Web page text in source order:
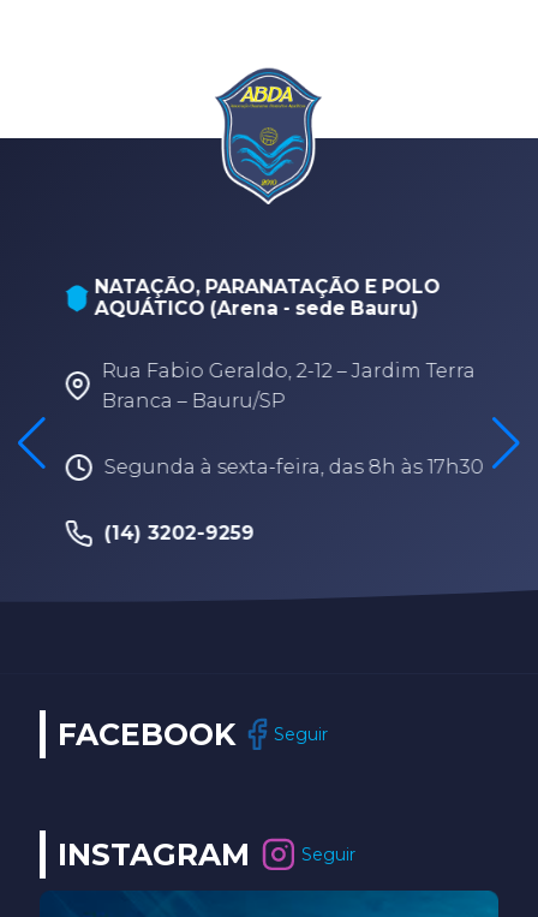
NATAÇÃO, PARANATAÇÃO E POLO
AQUÁTICO (Arena - sede Bauru)
Rua Fabio Geraldo, 2-12 – Jardim Terra
Branca – Bauru/SP
Segunda à sexta-feira, das 8h às 17h30
(14) 3202-9259
FACEBOOK Seguir
INSTAGRAM Seguir